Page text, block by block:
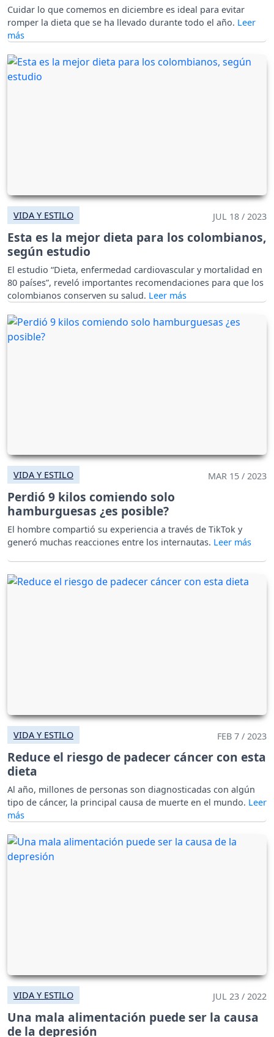
Cuidar lo que comemos en diciembre es ideal para evitar
romper la dieta que se ha llevado durante todo el año.
VIDA Y ESTILO JUL 18 / 2023
Esta es la mejor dieta para los colombianos,
según estudio
El estudio “Dieta, enfermedad cardiovascular y mortalidad en
80 países”, reveló importantes recomendaciones para que los
colombianos conserven su salud.
VIDA Y ESTILO MAR 15 / 2023
Perdió 9 kilos comiendo solo
hamburguesas ¿es posible?
El hombre compartió su experiencia a través de TikTok y
generó muchas reacciones entre los internautas.
VIDA Y ESTILO FEB 7 / 2023
Reduce el riesgo de padecer cáncer con esta
dieta
Al año, millones de personas son diagnosticadas con algún
tipo de cáncer, la principal causa de muerte en el mundo.
VIDA Y ESTILO JUL 23 / 2022
Una mala alimentación puede ser la causa
de la depresión